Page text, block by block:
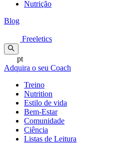
Nutrição
Blog
Freeletics
pt
Adquira o seu Coach
Treino
Nutrition
Estilo de vida
Bem-Estar
Comunidade
Ciência
Listas de Leitura